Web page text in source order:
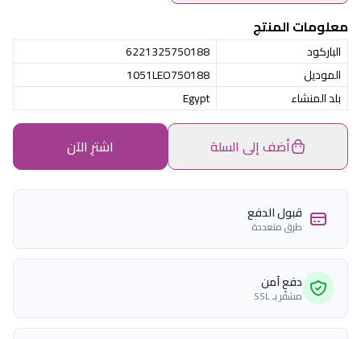
معلومات المنتج
الباركود
6221325750188
الموديل
1051LEO750188
بلد المنشاء
Egypt
أضف إلى السلة اشترِ الآن
قبول الدفع
طرق متعددة
دفع آمن
مشفّر بـ SSL